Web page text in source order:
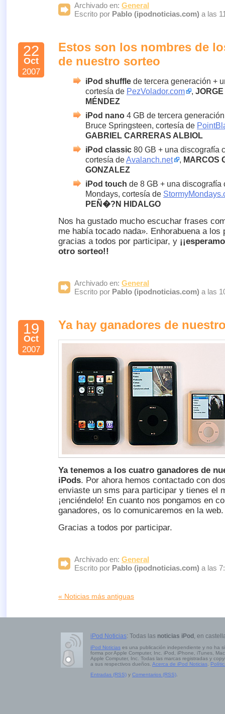
Archivado en: General
Escrito por Pablo (ipodnoticias.com) a las
Estos son los nombres de
de nuestro sorteo
22
Oct
2007
iPod shuffle de tercera generación +
cortesía de PezVolador.com ,
MÉNDEZ
iPod nano 4 GB de tercera
Bruce Springsteen, cortesía de
GABRIEL CARRERAS ALBIOL
iPod classic 80 GB + una discografía
cortesía deAvalanch.net , MARCOS
GONZALEZ
iPod touch de 8 GB + una discografía
Mondays, cortesía de
PEÑ�?N HIDALGO
Nos ha gustado mucho escuchar frases
me había tocado nada». Enhorabuena a los
gracias a todos por participar, y
otro sorteo!!
Archivado en: General
Escrito por Pablo (ipodnoticias.com) a las
Ya hay ganadores de
19
Oct
2007
Ya tenemos a los cuatro ganadores de
iPods. Por ahora hemos contactado con
enviaste un sms para participar y tienes el
¡enciéndelo! En cuanto nos pongamos en
ganadores, os lo comunicaremos en la web.
Gracias a todos por participar.
Archivado en: General
Escrito por Pablo (ipodnoticias.com) a las
« Noticias más antiguas
iPod Noticias: Todas las noticias iPod , en
iPod Noticias es una publicación independiente y no ha
forma por Apple Computer, Inc. iPod, iPhone, iTunes,
Apple Computer, Inc. Todas las marcas registradas y
a sus respectivos dueños. Acerca de iPod Noticias
Entradas (RSS) y Comentarios (RSS)